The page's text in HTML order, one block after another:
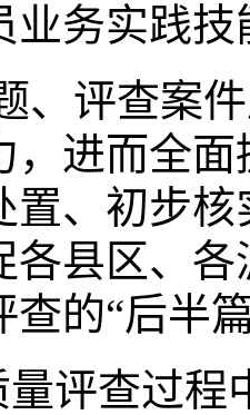
业务实践技
、评查案
，进而全
置、初步
各县区、
查的“后半
评查过程